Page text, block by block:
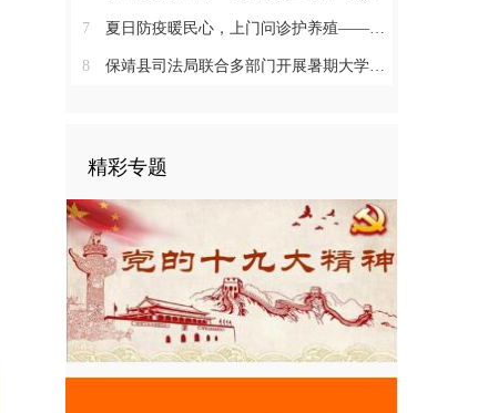
7 夏日防疫暖民心，上门问诊护养殖——保靖县葫芦镇开展畜禽防疫服务
8 保靖县司法局联合多部门开展暑期大学生志愿者送法护童活动
精彩专题